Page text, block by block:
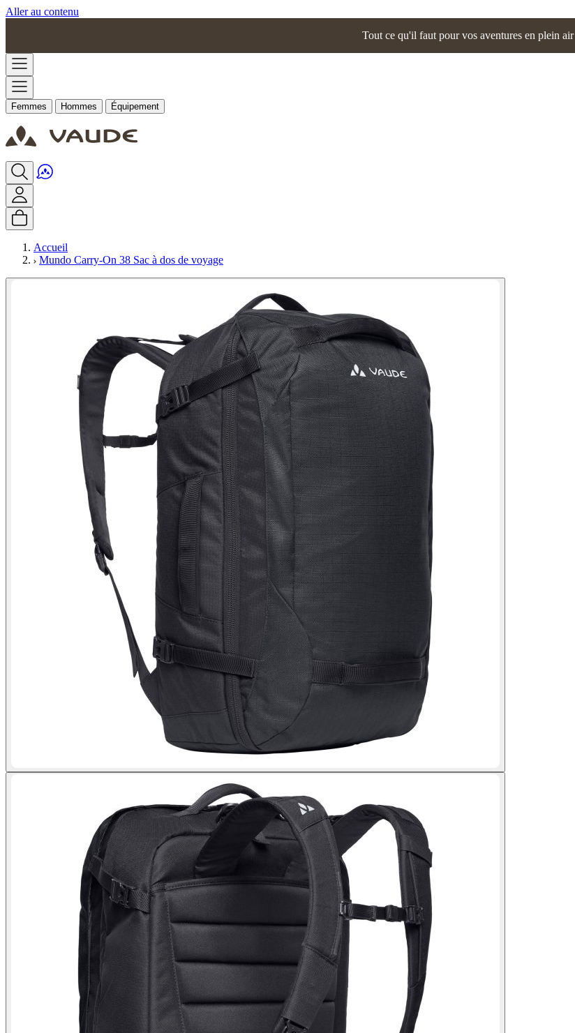
Aller au contenu
Tout ce qu'il faut pour vos aventures en plein air
Femmes Hommes Équipement
Accueil
Mundo Carry-On 38 Sac à dos de voyage